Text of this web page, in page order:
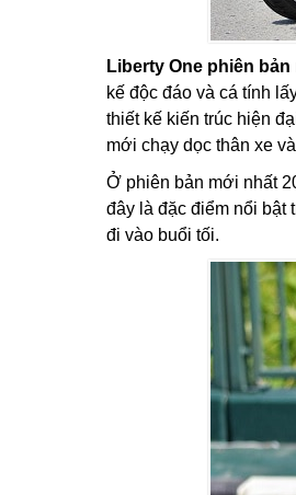
Liberty One phiên bản
kế độc đáo và cá tính
thiết kế kiến trúc hiện
mới chạy dọc thân xe
Ở phiên bản mới nhất
đây là đặc điểm nổi bật
đi vào buổi tối.